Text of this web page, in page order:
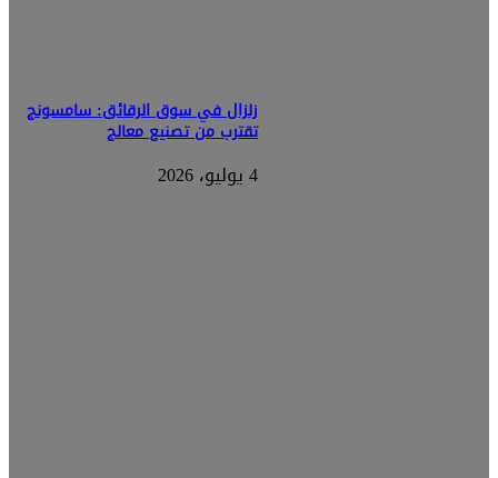
زلزال في سوق الرقائق: سامسونج
تقترب من تصنيع معالج
4 يوليو، 2026